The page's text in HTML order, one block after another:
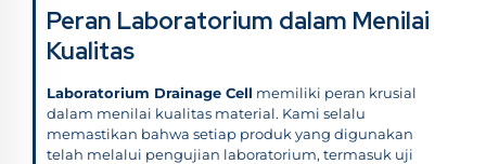
Peran Laboratorium dalam Menilai
Kualitas
Laboratorium Drainage Cell memiliki peran krusial
dalam menilai kualitas material. Kami selalu
memastikan bahwa setiap produk yang digunakan
telah melalui pengujian laboratorium, termasuk uji